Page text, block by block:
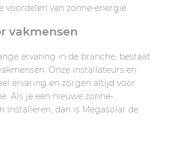
voordelen van zonne-energie.
vakmensen
ervaring in de branche, bestaat
Onze installateurs en
ervaring en zorgen altijd voor
Als je een nieuwe zonne-
installeren, dan is Megasolar de